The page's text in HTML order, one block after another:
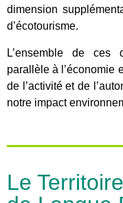
dimension
d’écotourisme.
L’ensemble de ces
parallèle à l’économie
de l’activité et de
notre impact
Le